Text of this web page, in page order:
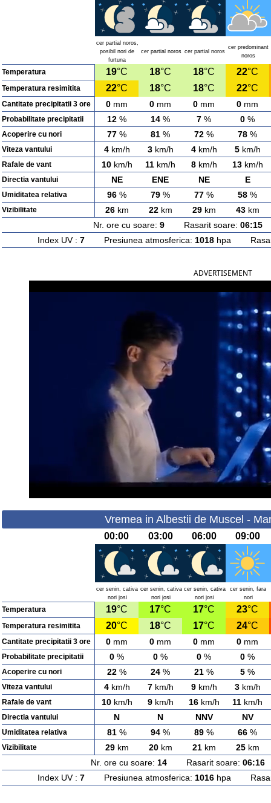
cer partial noros,
posibil nori de
furtuna
cer partial noros cer partial noros
cer predominant
noros
Temperatura 19°C 18°C 18°C 22°C
Temperatura resimitita 22°C 18°C 18°C 22°C
Cantitate precipitatii 3 ore 0 mm 0 mm 0 mm 0 mm
Probabilitate precipitatii 12 % 14 % 7 % 0 %
Acoperire cu nori 77 % 81 % 72 % 78 %
Viteza vantului 4km/h 3km/h 4km/h 5km/h
Rafale de vant 10km/h 11 km/h 8km/h 13km/h
Directia vantului NE ENE NE E
Umiditatea relativa 96 % 79 % 77 % 58 %
Vizibilitate 26km 22km 29km 43km
Nr. ore cu soare: 9Rasarit soare: 06:15
Index UV : 7Presiunea atmosferica: 1018hpa
ADVERTISEMENT
Vremea in Albestii de Muscel -
00:00 03:00 06:00 09:00
cer senin, cativa
nori josi
cer senin, cativa
nori josi
cer senin, cativa
nori josi
cer senin, fara
nori
Temperatura 19°C 17°C 17°C 23°C
Temperatura resimitita 20°C 18°C 17°C 24°C
Cantitate precipitatii 3 ore 0 mm 0 mm 0 mm 0 mm
Probabilitate precipitatii 0 % 0 % 0 % 0 %
Acoperire cu nori 22 % 24 % 21 % 5 %
Viteza vantului 4km/h 7km/h 9km/h 3km/h
Rafale de vant 10km/h 9km/h 16km/h 11 km/h
Directia vantului N N NNV NV
Umiditatea relativa 81 % 94 % 89 % 66 %
Vizibilitate 29km 20km 21km 25km
Nr. ore cu soare: 14Rasarit soare: 06:16
Index UV : 7Presiunea atmosferica: 1016hpa